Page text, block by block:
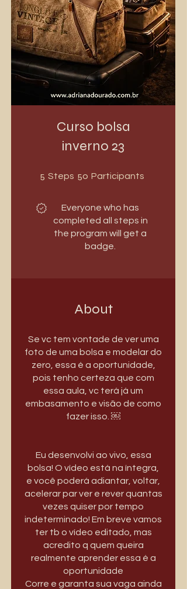
Curso bolsa
inverno 23
5 Steps 5 Steps
50 Participants
Everyone who has
completed all steps in
the program will get a
badge.
About
Se vc tem vontade de ver uma
foto de uma bolsa e modelar do
zero, essa é a oportunidade,
pois tenho certeza que com
essa aula, vc terá já um
embasamento e visão de como
fazer isso. ￼
Eu desenvolvi ao vivo, essa
bolsa! O vídeo está na íntegra,
e você poderá adiantar, voltar,
acelerar par ver e rever quantas
vezes quiser por tempo
indeterminado! Em breve vamos
ter tb o vídeo editado, mas
acredito q quem queira
realmente aprender essa é a
oportunidade
Corre e garanta sua vaga ainda